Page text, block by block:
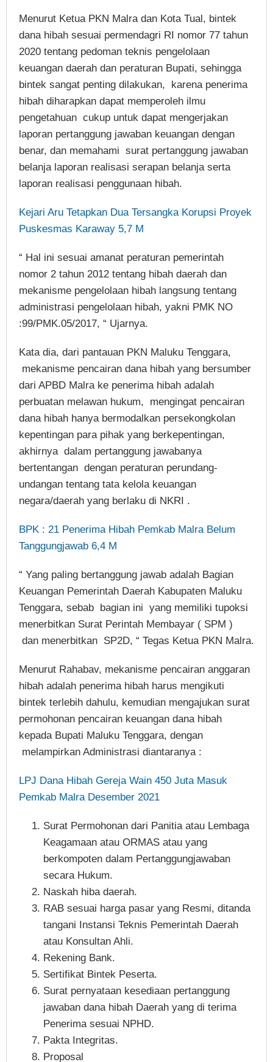
Menurut Ketua PKN Malra dan Kota Tual, bintek
dana hibah sesuai permendagri RI nomor 77 tahun
2020 tentang pedoman teknis pengelolaan
keuangan daerah dan peraturan Bupati, sehingga
bintek sangat penting dilakukan, karena penerima
hibah diharapkan dapat memperoleh ilmu
pengetahuan cukup untuk dapat mengerjakan
laporan pertanggung jawaban keuangan dengan
benar, dan memahami surat pertanggung jawaban
belanja laporan realisasi serapan belanja serta
laporan realisasi penggunaan hibah.
Kejari Aru Tetapkan Dua Tersangka Korupsi Proyek
Puskesmas Karaway 5,7 M
“ Hal ini sesuai amanat peraturan pemerintah
nomor 2 tahun 2012 tentang hibah daerah dan
mekanisme pengelolaan hibah langsung tentang
administrasi pengelolaan hibah, yakni PMK NO
:99/PMK.05/2017, “ Ujarnya.
Kata dia, dari pantauan PKN Maluku Tenggara,
mekanisme pencairan dana hibah yang bersumber
dari APBD Malra ke penerima hibah adalah
perbuatan melawan hukum, mengingat pencairan
dana hibah hanya bermodalkan persekongkolan
kepentingan para pihak yang berkepentingan,
akhirnya dalam pertanggung jawabanya
bertentangan dengan peraturan perundang-
undangan tentang tata kelola keuangan
negara/daerah yang berlaku di NKRI .
BPK : 21 Penerima Hibah Pemkab Malra Belum
Tanggungjawab 6,4 M
“ Yang paling bertanggung jawab adalah Bagian
Keuangan Pemerintah Daerah Kabupaten Maluku
Tenggara, sebab bagian ini yang memiliki tupoksi
menerbitkan Surat Perintah Membayar ( SPM )
dan menerbitkan SP2D, “ Tegas Ketua PKN Malra.
Menurut Rahabav, mekanisme pencairan anggaran
hibah adalah penerima hibah harus mengikuti
bintek terlebih dahulu, kemudian mengajukan surat
permohonan pencairan keuangan dana hibah
kepada Bupati Maluku Tenggara, dengan
melampirkan Administrasi diantaranya :
LPJ Dana Hibah Gereja Wain 450 Juta Masuk
Pemkab Malra Desember 2021
Surat Permohonan dari Panitia atau Lembaga
Keagamaan atau ORMAS atau yang
berkompoten dalam Pertanggungjawaban
secara Hukum.
Naskah hiba daerah.
RAB sesuai harga pasar yang Resmi, ditanda
tangani Instansi Teknis Pemerintah Daerah
atau Konsultan Ahli.
Rekening Bank.
Sertifikat Bintek Peserta.
Surat pernyataan kesediaan pertanggung
jawaban dana hibah Daerah yang di terima
Penerima sesuai NPHD.
Pakta Integritas.
Proposal